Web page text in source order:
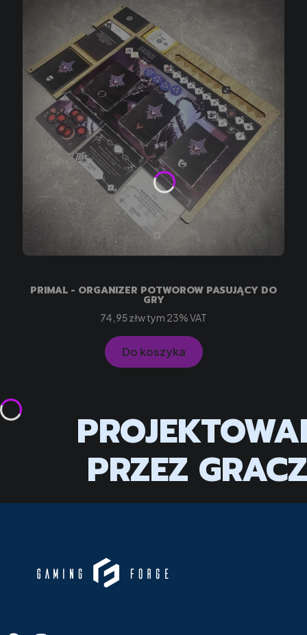
PRIMAL - ORGANIZER POTWORÓW PASUJĄCY DO
GRY
Cena brutto
74,95 złw tym %s VAT
w tym 23%VAT
Do koszyka
PRZEZ